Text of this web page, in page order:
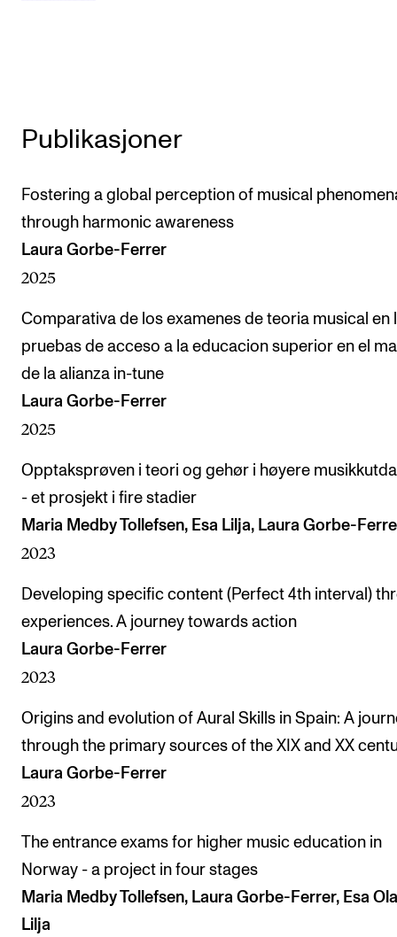
Om Norges musikkhøgskole
Kontakt oss
Finn ansatte
For ansatte og studenter
Publikasjoner
Fostering a global perception of musical
through harmonic awareness
Laura Gorbe-Ferrer
2025
Comparativa de los examenes de teoria musical en
pruebas de acceso a la educacion superior en el
de la alianza in-tune
Laura Gorbe-Ferrer
2025
Opptaksprøven i teori og gehør i høyere
- et prosjekt i fire stadier
Maria Medby Tollefsen, Esa Lilja, Laura Gorbe-
2023
Developing specific content (Perfect 4th interval)
experiences. A journey towards action
Laura Gorbe-Ferrer
2023
Origins and evolution of Aural Skills in Spain: A
through the primary sources of the XIX and XX
Laura Gorbe-Ferrer
2023
The entrance exams for higher music education in
Norway - a project in four stages
Maria Medby Tollefsen, Laura Gorbe-Ferrer, Esa
Lilja